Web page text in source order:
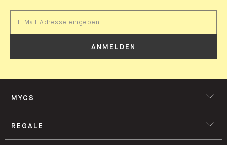
ANMELDEN
MYCS
REGALE